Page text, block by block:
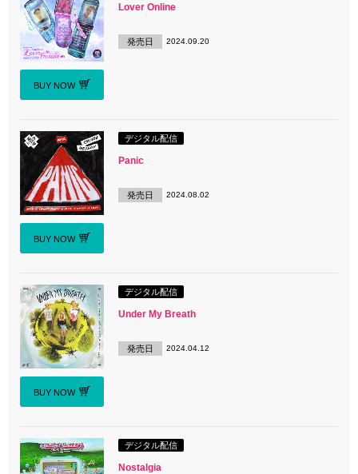
BUY NOW
Lover Online
発売日 2024.09.20
BUY NOW
デジタル配信
Panic
発売日 2024.08.02
BUY NOW
デジタル配信
Under My Breath
発売日 2024.04.12
デジタル配信
Nostalgia